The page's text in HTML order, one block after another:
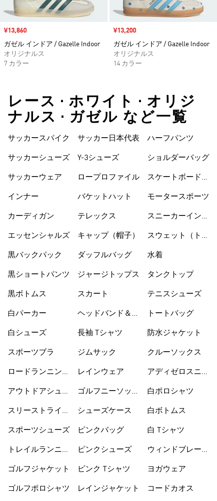
セール価格
¥13,860
ガゼル インドア / Gazelle Indoor
オリジナルス
7 カラー
セール価格
¥13,200
ガゼル インドア / Gazelle Indoor
オリジナルス
14 カラー
レース • ホワイト • オリジ
ナルス • ガゼル など一覧
サッカースパイク
サッカーシューズ
サッカーウェア
インナー
カーディガン
エッセンシャルズ
黒バックパック
黒ショートパンツ
黒ボトムス
白パーカー
白シューズ
スポーツブラ
ロードランニング
アウトドアシュー
スリーストライプ
スポーツシューズ
トレイルランニン
ゴルフジャケット
ゴルフポロシャツ
サッカー日本代表
Y-3シューズ
ロープロファイル
バケットハット
テレックス
キャップ（帽子）
ダッフルバッグ
ジャージトップス
スカート
ヘッドバンド＆バ
長袖 Tシャツ
ジムサック
レインウェア
ゴルフニーソック
シューズケース
ピンクバッグ
ピンクシューズ
ピンク Tシャツ
レインジャケット
ハーフパンツ
ショルダーバッグ
スケートボードシ
モータースポーツ
スニーカーインソ
スウェット（トレ
水着
タンクトップ
テニスシューズ
トートバッグ
防水ジャケット
クルーソックス
アディゼロスニー
白ポロシャツ
白ボトムス
白 Tシャツ
ウィンドブレーカ
ヨガウェア
コードカオス